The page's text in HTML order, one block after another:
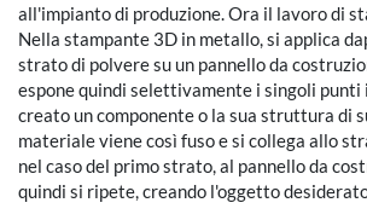
all'impianto di produzione. Ora il lavoro di
Nella stampante 3D in metallo, si applica
strato di polvere su un pannello da
espone quindi selettivamente i singoli punti
creato un componente o la sua struttura di
materiale viene così fuso e si collega allo
nel caso del primo strato, al pannello da
quindi si ripete, creando l'oggetto